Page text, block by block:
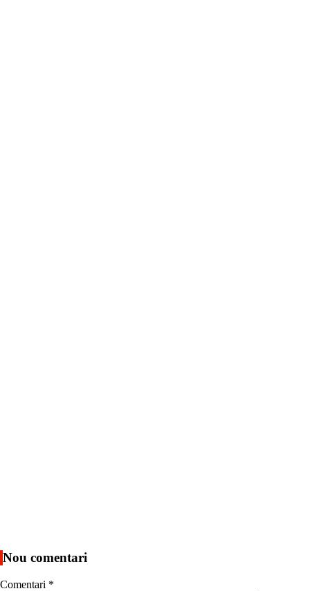
Nou comentari
Comentari *